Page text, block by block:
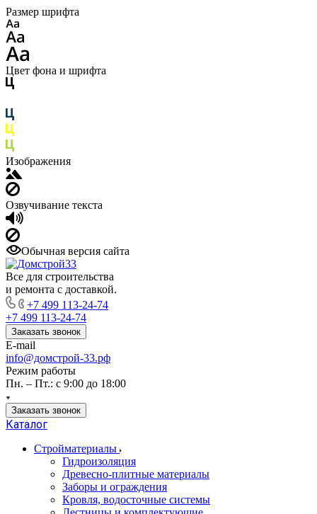
Размер шрифта
Цвет фона и шрифта
Изображения
Озвучивание текста
Обычная версия сайта
Все для строительства
и ремонта с доставкой.
+7 499 113-24-74
+7 499 113-24-74
Заказать звонок
E-mail
info@домстрой-33.рф
Режим работы
Пн. – Пт.: с 9:00 до 18:00
Заказать звонок
Каталог
Стройматериалы
Гидроизоляция
Древесно-плитные материалы
Заборы и ограждения
Кровля, водосточные системы